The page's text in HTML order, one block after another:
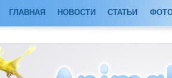
ГЛАВНАЯ НОВОСТИ СТАТЬИ